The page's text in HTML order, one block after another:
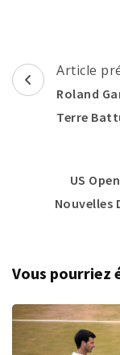
d'article
Article
Roland
Terre
US
Nouvelles
Vous pourriez